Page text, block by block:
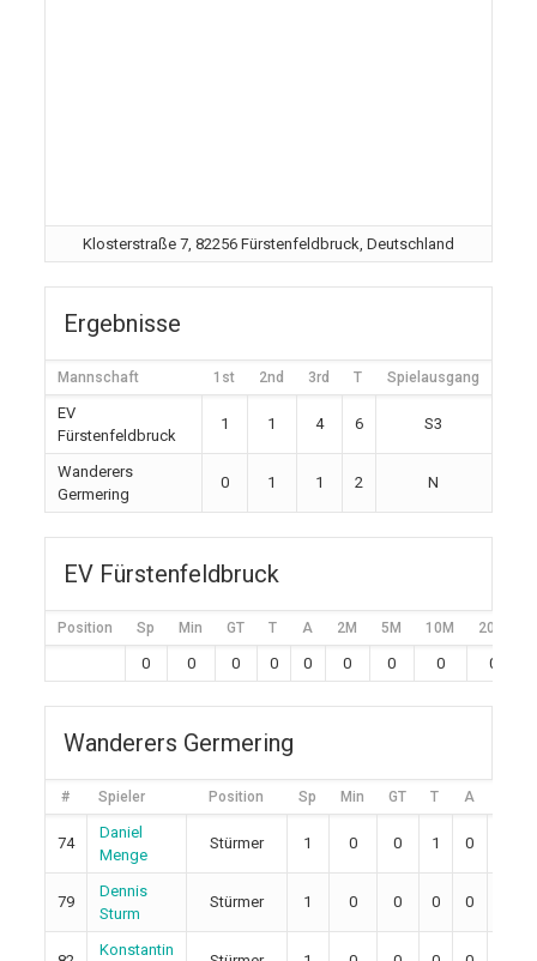
Klosterstraße 7, 82256 Fürstenfeldbruck, Deutschland
Ergebnisse
Mannschaft 1st 2nd 3rd T Spielausgang
EV
Fürstenfeldbruck
1 1 4 6 S3
Wanderers
Germering
0 1 1 2 N
EV Fürstenfeldbruck
Position Sp Min GT T A 2M 5M 10M 20M
0 0 0 0 0 0 0 0 0
Wanderers Germering
# Spieler Position Sp Min GT T A
74
Daniel
Menge
Stürmer 1 0 0 1 0
79
Dennis
Sturm
Stürmer 1 0 0 0 0
Konstantin